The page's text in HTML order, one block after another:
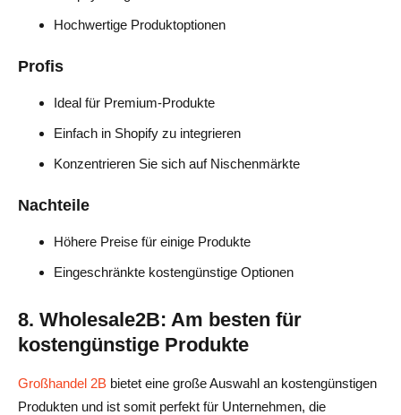
Hochwertige Produktoptionen
Profis
Ideal für Premium-Produkte
Einfach in Shopify zu integrieren
Konzentrieren Sie sich auf Nischenmärkte
Nachteile
Höhere Preise für einige Produkte
Eingeschränkte kostengünstige Optionen
8. Wholesale2B: Am besten für
kostengünstige Produkte
Großhandel 2B bietet eine große Auswahl an kostengünstigen
Produkten und ist somit perfekt für Unternehmen, die